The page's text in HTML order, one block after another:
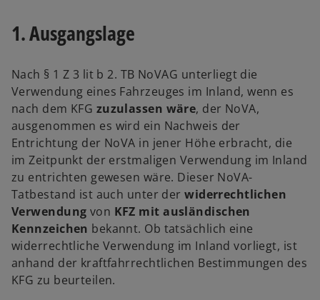
ö
f
t
ö
f
e
t
1. Ausgangslage
Nach § 1 Z 3 lit b 2. TB NoVAG unterliegt die
Verwendung eines Fahrzeuges im Inland, wenn es
nach dem KFG zuzulassen wäre, der NoVA,
ausgenommen es wird ein Nachweis der
Entrichtung der NoVA in jener Höhe erbracht, die
im Zeitpunkt der erstmaligen Verwendung im Inland
zu entrichten gewesen wäre. Dieser NoVA-
Tatbestand ist auch unter derwiderrechtlichen
Verwendung von KFZ mit ausländischen
Kennzeichen bekannt. Ob tatsächlich eine
widerrechtliche Verwendung im Inland vorliegt, ist
anhand der kraftfahrrechtlichen Bestimmungen des
KFG zu beurteilen.